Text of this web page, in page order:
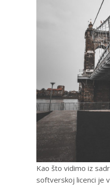
Kao što vidimo iz
softverskoj licenci je